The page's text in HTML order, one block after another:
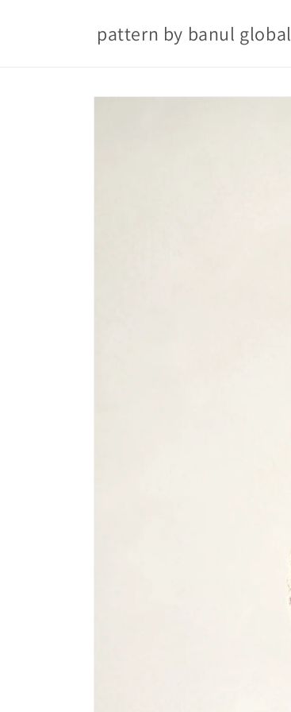
pattern by banul global
Skip to